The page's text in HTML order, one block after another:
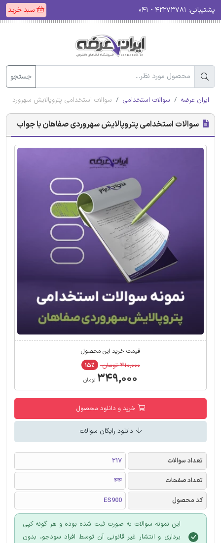
پشتیبانی: سبد خرید
جستجو
ایران عرضه سوالات استخدامی سوالات استخدامی پتروپالایش سهروردی
سوالات استخدامی پتروپالایش سهروردی صفاهان با جواب
قیمت خرید این محصول
۴۱۰,۰۰۰ تومان ۱۵٪
۳۴۹,۰۰۰ تومان
خرید و دانلود محصول
دانلود رایگان سوالات
تعداد سوالات
217
تعداد صفحات
44
کد محصول
ES900
این نمونه سوالات به صورت ثبت شده بوده و هر گونه کپی
برداری و انتشار غیر قانونی آن توسط افراد سودجو، بدون